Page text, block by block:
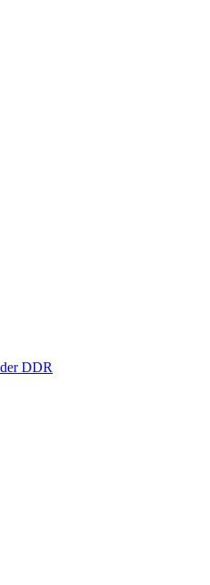
DDR